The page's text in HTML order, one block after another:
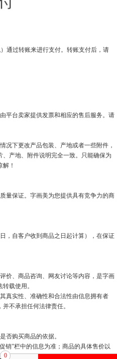
通过转账来进行支付。转账支付后，请
台卖家提供发票和相应的售后服务。请
下更改产品包装、产地或者一些附件，
产地、附件说明完全一致。只能确保为
！
保证。字画美为您提供具有竞争力的商
自客户收到商品之日起计算），在保证
、商品咨询、网友讨论等内容，是字画
载使用。
实性、准确性和合法性由信息拥有者
不承担任何法律责任。
购买商品的依据。
销”栏中的信息为准；商品的具体售价以
价或促销信息有异常，建议购买前先联
0